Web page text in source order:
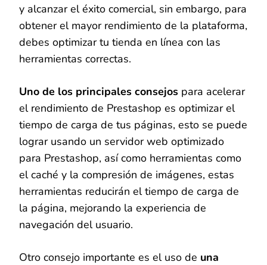
y alcanzar el éxito comercial, sin embargo, para
obtener el mayor rendimiento de la plataforma,
debes optimizar tu tienda en línea con las
herramientas correctas.
Uno de los principales consejos para acelerar
el rendimiento de Prestashop es optimizar el
tiempo de carga de tus páginas, esto se puede
lograr usando un servidor web optimizado
para Prestashop, así como herramientas como
el caché y la compresión de imágenes, estas
herramientas reducirán el tiempo de carga de
la página, mejorando la experiencia de
navegación del usuario.
Otro consejo importante es el uso de una